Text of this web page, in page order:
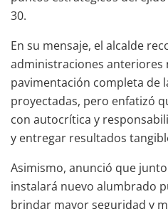
30.
En su mensaje, el alcalde
administraciones anteriores
pavimentación completa de
proyectadas, pero enfatizó
con autocrítica y
y entregar resultados
Asimismo, anunció que
instalará nuevo alumbrado
brindar mayor seguridad y